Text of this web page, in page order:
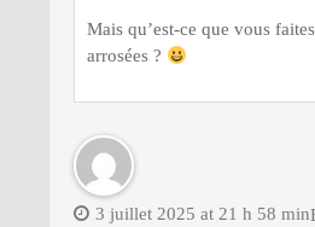
Mais qu’est-ce que vous
arrosées ?
3 juillet 2025 at 21 h 58 min